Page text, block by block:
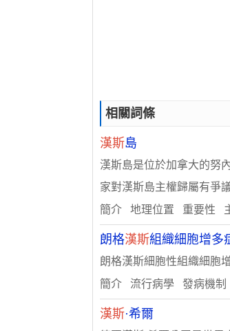
相關詞條
漢斯島
漢斯島是位於加拿大的努
家對漢斯島主權歸屬有爭
簡介 地理位置 重要性
朗格漢斯組織細胞增多
朗格漢斯細胞性組織細胞
簡介 流行病學 發病機
漢斯·希爾